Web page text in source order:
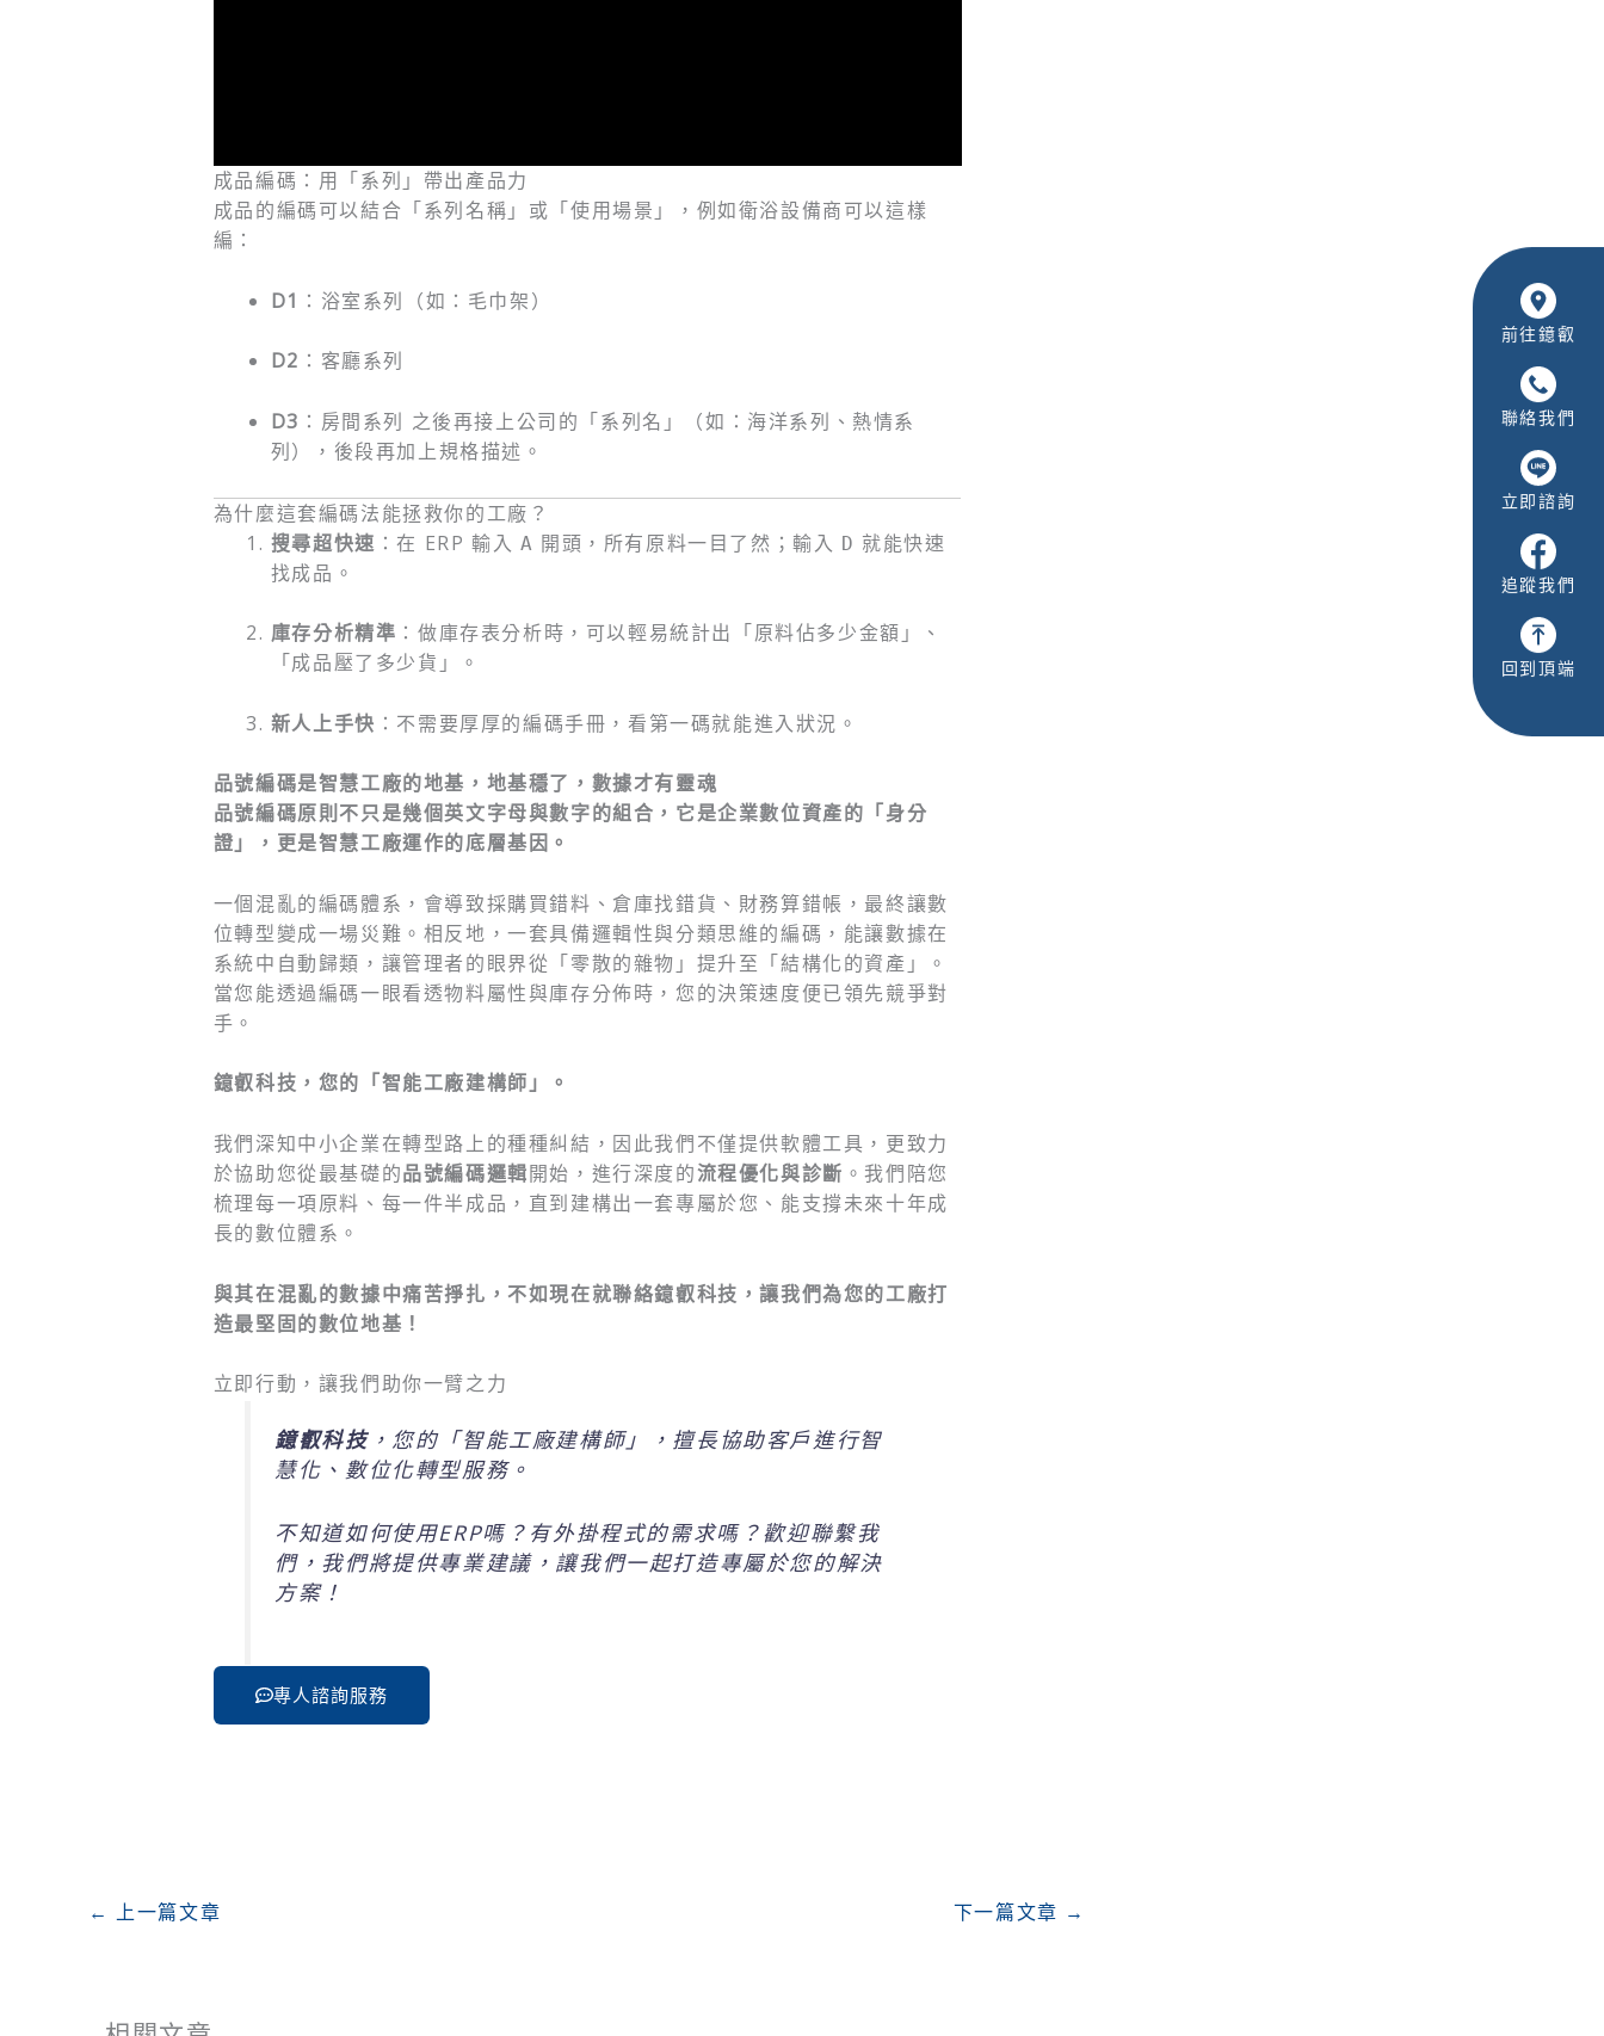
成品編碼：用「系列」帶出產品力
成品的編碼可以結合「系列名稱」或「使用場景」，例如衛浴設備商可以這樣
編：
D1 ：浴室系列（如：毛巾架）
D2 ：客廳系列
D3 ：房間系列 之後再接上公司的「系列名」（如：海洋系列、熱情系
列），後段再加上規格描述。
為什麼這套編碼法能拯救你的工廠？
搜尋超快速 ：在 ERP 輸入 A 開頭，所有原料一目了然；輸入 D 就能快速
找成品。
庫存分析精準 ：做庫存表分析時，可以輕易統計出「原料佔多少金額」、
「成品壓了多少貨」。
新人上手快 ：不需要厚厚的編碼手冊，看第一碼就能進入狀況。
品號編碼是智慧工廠的地基，地基穩了，數據才有靈魂
品號編碼原則不只是幾個英文字母與數字的組合，它是企業數位資產的「身分
證」，更是智慧工廠運作的底層基因。
一個混亂的編碼體系，會導致採購買錯料、倉庫找錯貨、財務算錯帳，最終讓數
位轉型變成一場災難。相反地，一套具備邏輯性與分類思維的編碼，能讓數據在
系統中自動歸類，讓管理者的眼界從「零散的雜物」提升至「結構化的資產」。
當您能透過編碼一眼看透物料屬性與庫存分佈時，您的決策速度便已領先競爭對
手。
鐿叡科技，您的「智能工廠建構師」。
我們深知中小企業在轉型路上的種種糾結，因此我們不僅提供軟體工具，更致力
於協助您從最基礎的品號編碼邏輯開始，進行深度的流程優化與診斷 。我們陪您
梳理每一項原料、每一件半成品，直到建構出一套專屬於您、能支撐未來十年成
長的數位體系。
與其在混亂的數據中痛苦掙扎，不如現在就聯絡鐿叡科技，讓我們為您的工廠打
造最堅固的數位地基！
立即行動，讓我們助你一臂之力
鐿叡科技，您的「智能工廠建構師」，擅長協助客戶進行智
慧化、數位化轉型服務。
不知道如何使用ERP嗎？有外掛程式的需求嗎？歡迎聯繫我
們，我們將提供專業建議，讓我們一起打造專屬於您的解決
方案！
專人諮詢服務
← 上一篇文章 下一篇文章 →
前往鐿叡
聯絡我們
立即諮詢
追蹤我們
回到頂端